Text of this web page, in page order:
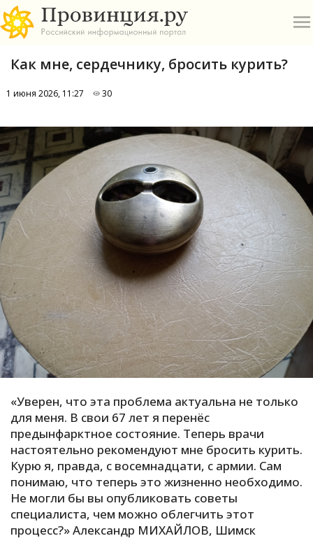
Б
В
Е
К
О
П
Р
С
У
Х
Как мне, сердечнику, бросить курить?
1 июня 2026, 11:27 30
«Уверен, что эта проблема актуальна не только
для меня. В свои 67 лет я перенёс
предынфарктное состояние. Теперь врачи
настоятельно рекомендуют мне бросить курить.
Курю я, правда, с восемнадцати, с армии. Сам
понимаю, что теперь это жизненно необходимо.
Не могли бы вы опубликовать советы
специалиста, чем можно облегчить этот
процесс?» Александр МИХАЙЛОВ, Шимск